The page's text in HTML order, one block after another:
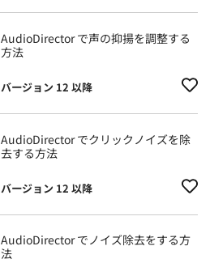
AudioDirector で声の抑揚を調整する
方法
バージョン 12 以降
AudioDirector でクリックノイズを除
去する方法
バージョン 12 以降
AudioDirector でノイズ除去をする方
法